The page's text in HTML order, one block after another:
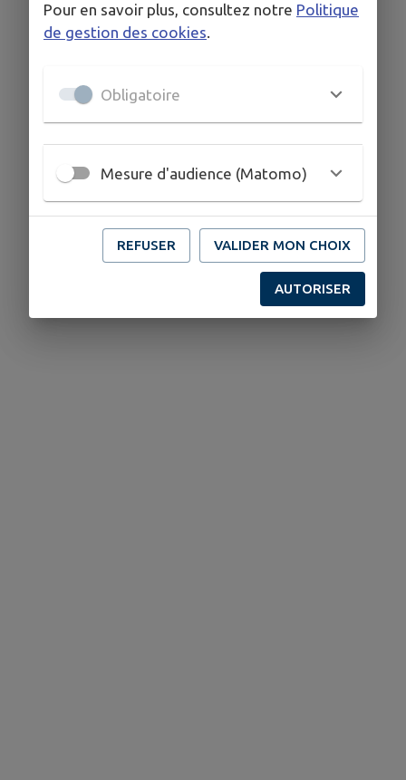
Pour en savoir plus, consultez notre Politique
de gestion des cookies.
Obligatoire
Mesure d'audience (Matomo)
REFUSER VALIDER MON CHOIX
AUTORISER